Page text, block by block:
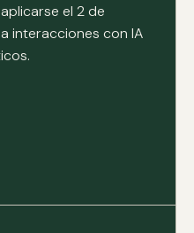
el 2 de
interacciones con IA